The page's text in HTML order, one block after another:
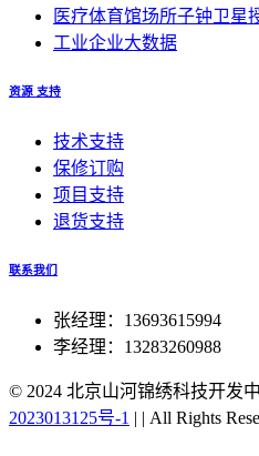
医疗体育馆场所子钟卫星
工业企业大数据
资源 支持
技术支持
保修订购
项目支持
退货支持
联系我们
张经理：13693615994
李经理：13283260988
© 2024 北京山河锦绣科技开发
2023013125号-1 | | All Rights